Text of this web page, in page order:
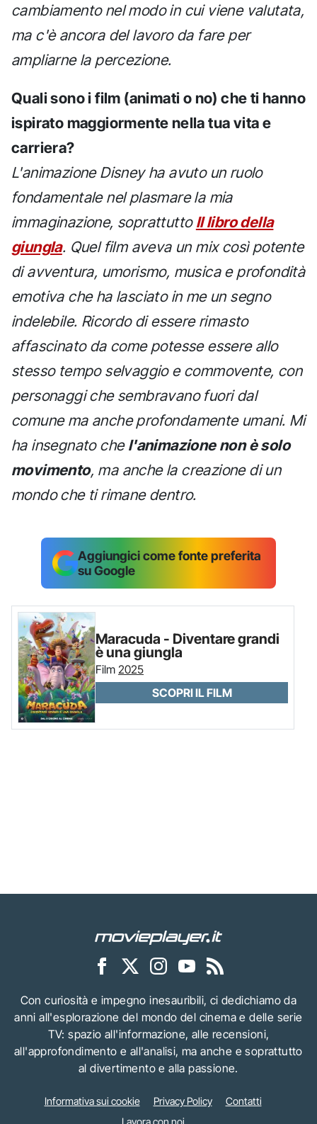
cambiamento nel modo in cui viene valutata,
ma c'è ancora del lavoro da fare per
ampliarne la percezione.
Quali sono i film (animati o no) che ti hanno
ispirato maggiormente nella tua vita e
carriera?
L'animazione Disney ha avuto un ruolo
fondamentale nel plasmare la mia
immaginazione, soprattutto Il libro della
giungla. Quel film aveva un mix così potente
di avventura, umorismo, musica e profondità
emotiva che ha lasciato in me un segno
indelebile. Ricordo di essere rimasto
affascinato da come potesse essere allo
stesso tempo selvaggio e commovente, con
personaggi che sembravano fuori dal
comune ma anche profondamente umani. Mi
ha insegnato che l'animazione non è solo
movimento, ma anche la creazione di un
mondo che ti rimane dentro.
Aggiungici come fonte preferita
su Google
Maracuda - Diventare grandi
è una giungla
Film 2025
SCOPRI IL FILM
Con curiosità e impegno inesauribili, ci dedichiamo da
anni all'esplorazione del mondo del cinema e delle serie
TV: spazio all'informazione, alle recensioni,
all'approfondimento e all'analisi, ma anche e soprattutto
al divertimento e alla passione.
Informativa sui cookie Privacy Policy
Contatti
Lavora con noi